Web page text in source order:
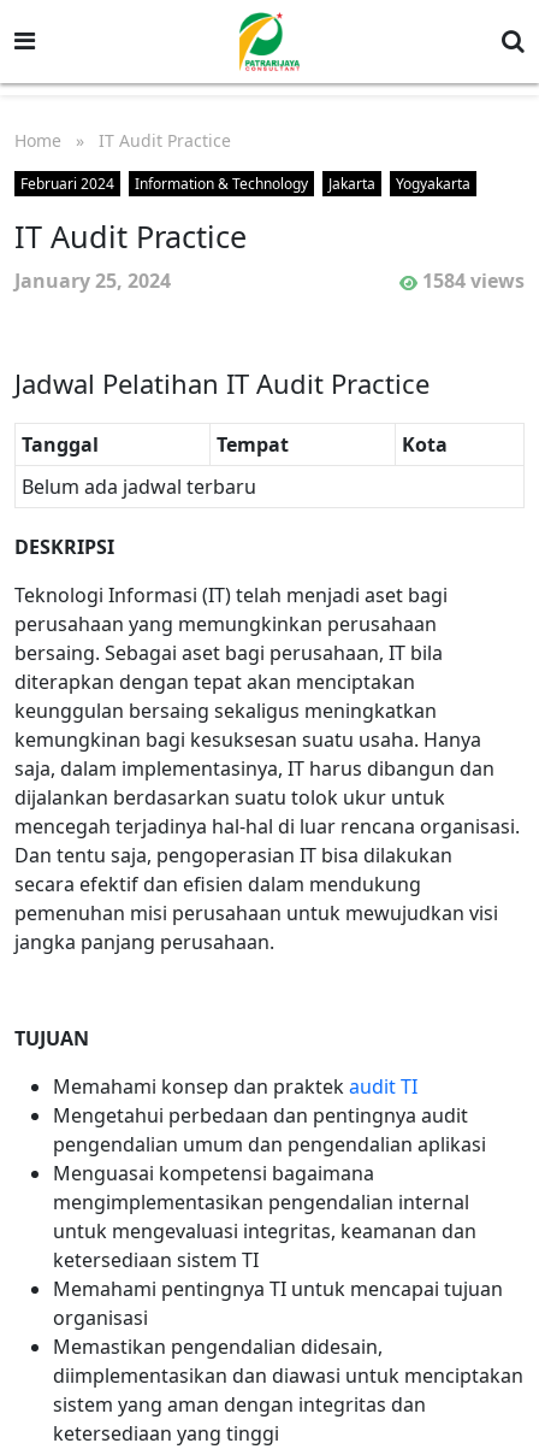
Home » IT Audit Practice
Februari 2024 Information & Technology Jakarta Yogyakarta
IT Audit Practice
January 25, 2024 1584 views
Jadwal Pelatihan IT Audit Practice
Tanggal Tempat
Kota
Belum ada jadwal terbaru
DESKRIPSI
Teknologi Informasi (IT) telah menjadi aset bagi
perusahaan yang memungkinkan perusahaan
bersaing. Sebagai aset bagi perusahaan, IT bila
diterapkan dengan tepat akan menciptakan
keunggulan bersaing sekaligus meningkatkan
kemungkinan bagi kesuksesan suatu usaha. Hanya
saja, dalam implementasinya, IT harus dibangun dan
dijalankan berdasarkan suatu tolok ukur untuk
mencegah terjadinya hal-hal di luar rencana organisasi.
Dan tentu saja, pengoperasian IT bisa dilakukan
secara efektif dan efisien dalam mendukung
pemenuhan misi perusahaan untuk mewujudkan visi
jangka panjang perusahaan.
TUJUAN
Memahami konsep dan praktekaudit TI
Mengetahui perbedaan dan pentingnya audit
pengendalian umum dan pengendalian aplikasi
Menguasai kompetensi bagaimana
mengimplementasikan pengendalian internal
untuk mengevaluasi integritas, keamanan dan
ketersediaan sistem TI
Memahami pentingnya TI untuk mencapai tujuan
organisasi
Memastikan pengendalian didesain,
diimplementasikan dan diawasi untuk menciptakan
sistem yang aman dengan integritas dan
ketersediaan yang tinggi